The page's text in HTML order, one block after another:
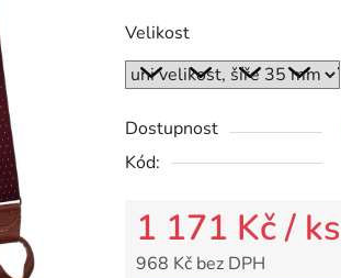
5
hvězdiček.
Velikost
Dostupnost
Kód:
1 171 Kč/ ks
968 Kč bez DPH